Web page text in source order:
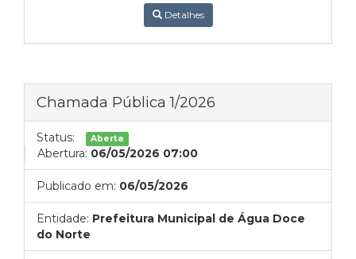
Detalhes
Chamada Pública 1/2026
Status: Aberta
Abertura: 06/05/2026 07:00
Publicado em: 06/05/2026
Entidade: Prefeitura Municipal de Água Doce
do Norte